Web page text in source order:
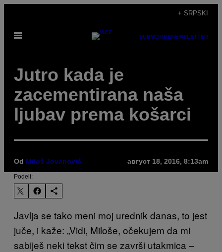
садржај
+ SRPSKI
Otvori
SUBSCRIBENEWSLETTER
Jutro kada je
zacementirana naša
ljubav prema košarci
Od Miloš Jovanović август 18, 2016, 8:13am
Podeli:
Javlja se tako meni moj urednik danas, to jest
juče, i kaže: „Vidi, Miloše, očekujem da mi
sabiješ neki tekst čim se završi utakmica –